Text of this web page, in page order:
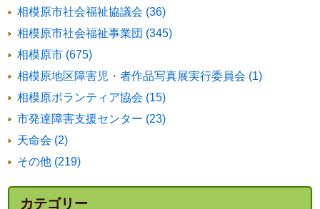
相模原市社会福祉協議会 (36)
相模原市社会福祉事業団 (345)
相模原市 (675)
相模原地区障害児・者作品写真展実行委員会 (1)
相模原ボランティア協会 (15)
市発達障害支援センター (23)
天命会 (2)
その他 (219)
カテゴリー